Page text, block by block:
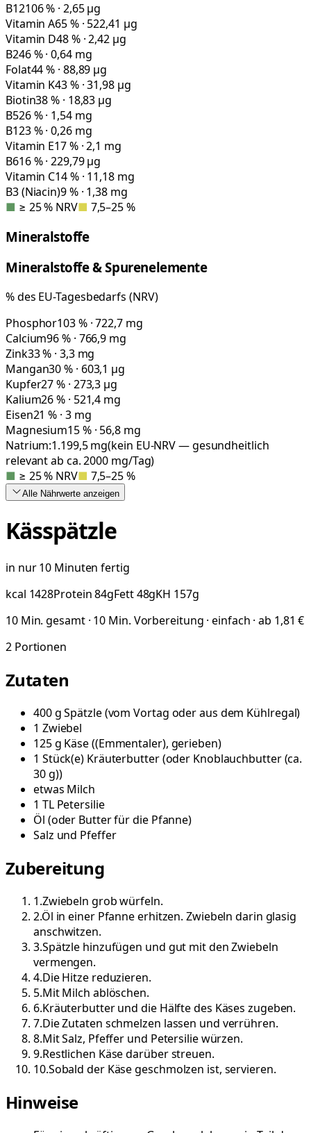
B12106 % · 2,65 µg
Vitamin A65 % · 522,41 µg
Vitamin D48 % · 2,42 µg
B246 % · 0,64 mg
Folat44 % · 88,89 µg
Vitamin K43 % · 31,98 µg
Biotin38 % · 18,83 µg
B526 % · 1,54 mg
B123 % · 0,26 mg
Vitamin E17 % · 2,1 mg
B616 % · 229,79 µg
Vitamin C14 % · 11,18 mg
B3 (Niacin)9 % · 1,38 mg
■ ≥ 25 % NRV■ 7,5–25 %
Mineralstoffe
Mineralstoffe & Spurenelemente
% des EU-Tagesbedarfs (NRV)
Phosphor103 % · 722,7 mg
Calcium96 % · 766,9 mg
Zink33 % · 3,3 mg
Mangan30 % · 603,1 µg
Kupfer27 % · 273,3 µg
Kalium26 % · 521,4 mg
Eisen21 % · 3 mg
Magnesium15 % · 56,8 mg
Natrium:1.199,5mg(kein EU-NRV — gesundheitlich
relevant ab ca. 2000 mg/Tag)
■ ≥ 25 % NRV■ 7,5–25 %
Alle Nährwerte anzeigen
Kässpätzle
in nur 10 Minuten fertig
kcal 1428Protein84gFett48gKH 157g
10 Min. gesamt · 10 Min. Vorbereitung · einfach · ab 1,81 €
2 Portionen
Zutaten
400gSpätzle(vom Vortag oder aus dem Kühlregal)
1 Zwiebel
125g Käse((Emmentaler), gerieben)
1 Stück(e) Kräuterbutter(oder Knoblauchbutter (ca.
30 g))
etwas Milch
1 TL Petersilie
Öl (oder Butter für die Pfanne)
Salz und Pfeffer
Zubereitung
1.Zwiebeln grob würfeln.
2.Öl in einer Pfanne erhitzen. Zwiebeln darin glasig
anschwitzen.
3.Spätzle hinzufügen und gut mit den Zwiebeln
vermengen.
4.Die Hitze reduzieren.
5.Mit Milch ablöschen.
6.Kräuterbutter und die Hälfte des Käses zugeben.
7.Die Zutaten schmelzen lassen und verrühren.
8.Mit Salz, Pfeffer und Petersilie würzen.
9.Restlichen Käse darüber streuen.
10.Sobald der Käse geschmolzen ist, servieren.
Hinweise